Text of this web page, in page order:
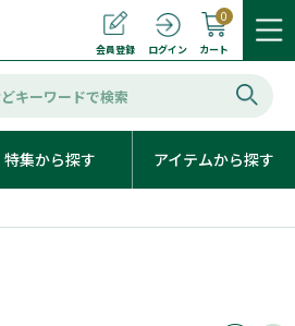
会員登録 ログイン カート
0
特集から探す アイテムから探す